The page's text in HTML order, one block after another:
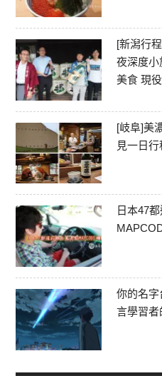
[新潟行
夜深度小
美食 現
[岐阜]美
見一日
日本47
你的名字
言學習者